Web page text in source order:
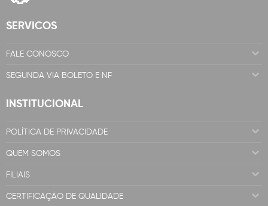
SERVICOS
FALE CONOSCO
SEGUNDA VIA BOLETO E NF
INSTITUCIONAL
POLÍTICA DE PRIVACIDADE
QUEM SOMOS
FILIAIS
CERTIFICAÇÃO DE QUALIDADE